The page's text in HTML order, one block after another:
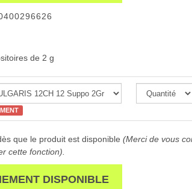
de 2 g
que le produit est disponible (Merci de vous
cette fonction).
DISPONIBLE